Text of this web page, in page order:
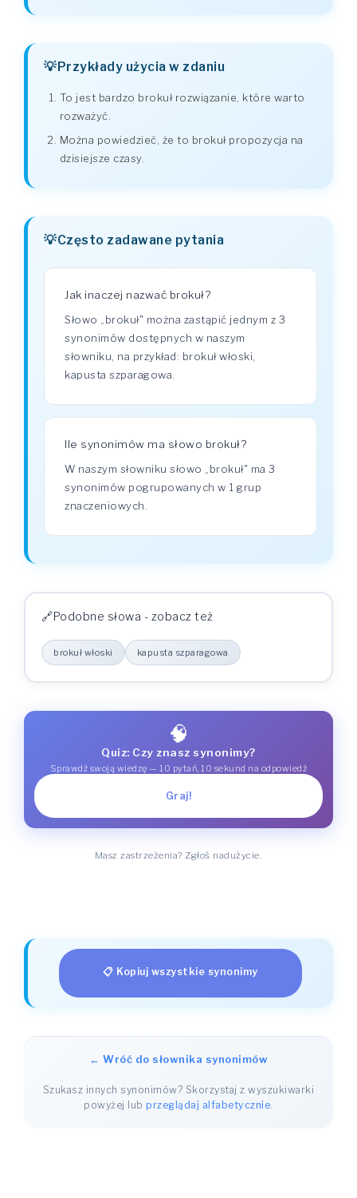
Przykłady użycia w zdaniu
To jest bardzo brokuł rozwiązanie, które warto
rozważyć.
Można powiedzieć, że to brokuł propozycja na
dzisiejsze czasy.
Często zadawane pytania
Jak inaczej nazwać brokuł?
Słowo „brokuł" można zastąpić jednym z 3
synonimów dostępnych w naszym
słowniku, na przykład: brokuł włoski,
kapusta szparagowa.
Ile synonimów ma słowo brokuł?
W naszym słowniku słowo „brokuł" ma 3
synonimów pogrupowanych w 1 grup
znaczeniowych.
Podobne słowa - zobacz też
brokuł włoski kapusta szparagowa
🧠
Quiz: Czy znasz synonimy?
Sprawdź swoją wiedzę — 10 pytań, 10 sekund na odpowiedź
Graj!
Masz zastrzeżenia? Zgłoś nadużycie.
📋 Kopiuj wszystkie synonimy
← Wróć do słownika synonimów
Szukasz innych synonimów? Skorzystaj z wyszukiwarki
powyżej lubprzeglądaj alfabetycznie